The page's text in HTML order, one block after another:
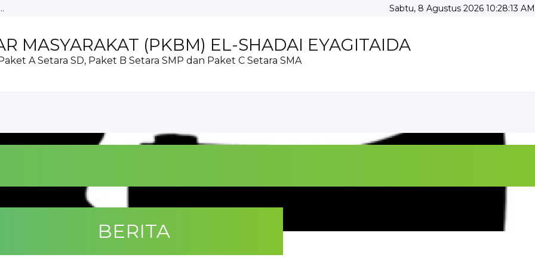
PROVINSI PAPUA VISITAS...
UNTUK MELASANAKAN VISITASI...
Sabtu, 8 Agustus 2026 10:28:15 AM
MASYARAKAT (PKBM) EL-SHADAI EYAGITAIDA
A Setara SD, Paket B Setara SMP dan Paket C Setara SMA
BERITA